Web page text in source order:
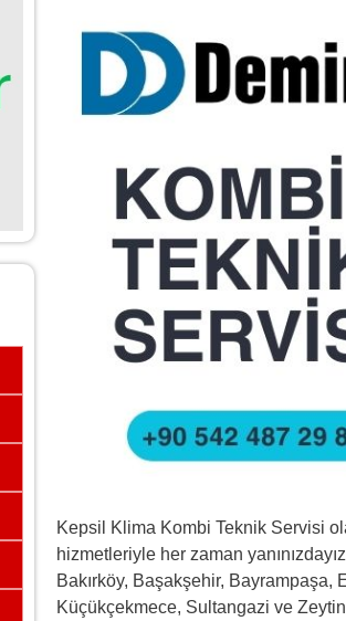
Kepsil Klima Kombi Teknik Servisi
hizmetleriyle her zaman
Bakırköy, Başakşehir,
Küçükçekmece, Sultangazi ve